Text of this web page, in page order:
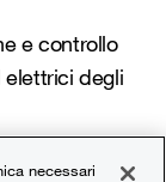
e controllo
degli
necessari